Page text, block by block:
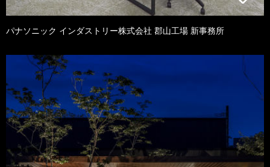
パナソニック インダストリー株式会社 郡山工場 新事務所